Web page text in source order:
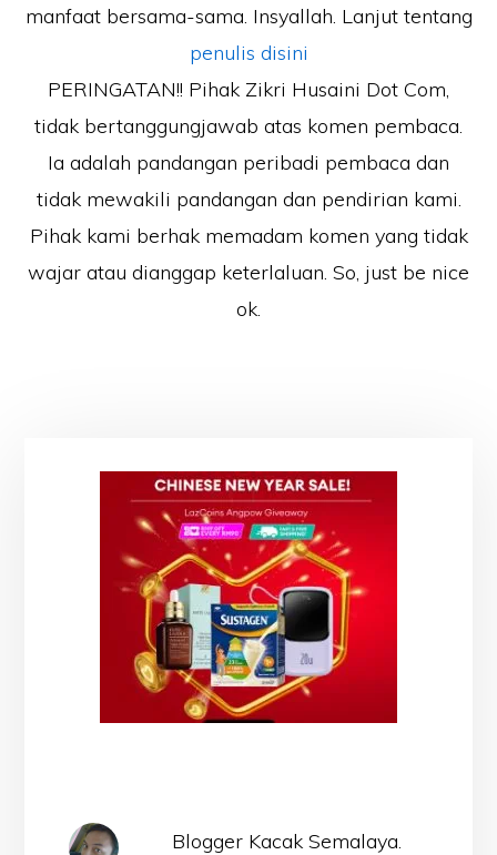
manfaat bersama-sama. Insyallah. Lanjut tentang
penulis disini
PERINGATAN!! Pihak Zikri Husaini Dot Com,
tidak bertanggungjawab atas komen pembaca.
Ia adalah pandangan peribadi pembaca dan
tidak mewakili pandangan dan pendirian kami.
Pihak kami berhak memadam komen yang tidak
wajar atau dianggap keterlaluan. So, just be nice
ok.
Blogger Kacak Semalaya.